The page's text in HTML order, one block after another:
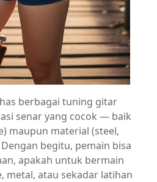
berbagai tuning gitar
senar yang cocok — baik
maupun material (steel,
begitu, pemain bisa
apakah untuk bermain
metal, atau sekadar latihan